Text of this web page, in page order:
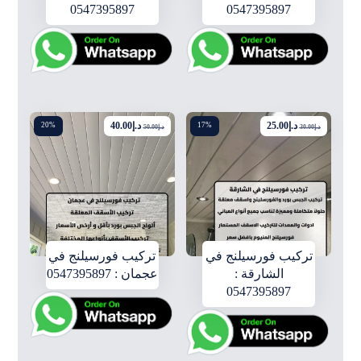
0547395897
0547395897
17%
تركيب فورسيلنج في
الشارقة :
0547395897
د.إ30.00 د.إ25.00
20%
تركيب فورسيلنج في
عجمان : 0547395897
د.إ50.00 د.إ40.00